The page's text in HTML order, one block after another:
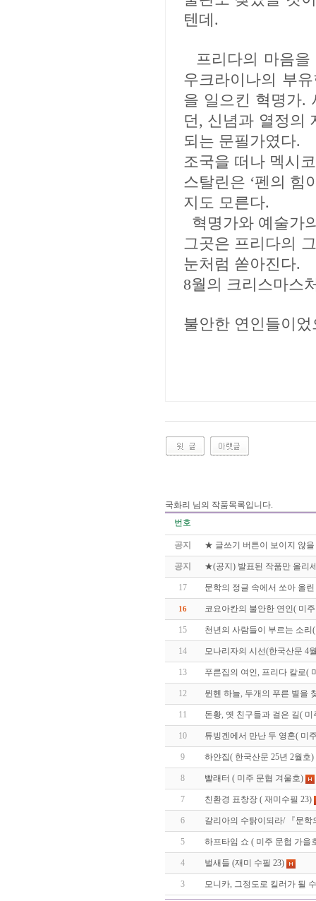
텐데.
프리다의 마음
우크라이나의 부
을 일으킨 혁명가.
던, 신념과 열정의
되는 문필가였다.
조국을 떠나 멕시
스탈린은 ‘펜의 힘
지도 모른다.
혁명가와 예술가
그곳은 프리다의
눈처럼 쏟아진다.
8월의 크리스마스
불안한 연인들이
국화리 님의 작품목록입니다.
번호
공지 ★ 글쓰기 버튼이 보이지 않
공지 ★(공지) 발표된 작품만 올리
17 문학의 정글 속에서 쏘아 올
16 코요아칸의 불안한 연인( 미
15 천년의 사람들이 부르는 소
14 모나리자의 시선(한국산문 4
13 푸른집의 여인, 프리다 칼로(
12 뮌헨 하늘, 두개의 푸른 별을
11 돈황, 옛 친구들과 걸은 길(
10 튜빙겐에서 만난 두 영혼( 미
9 하얀집( 한국산문 25년 2월호)
8 빨래터 ( 미주 문협 겨울호)
7 친환경 표창장 ( 재미수필 23)
6 갈리아의 수탉이되라/ 『문
5 하프타임 쇼 ( 미주 문협 가을
4 벌새들 (재미 수필 23)
3 모니카, 그정도로 킬러가 될